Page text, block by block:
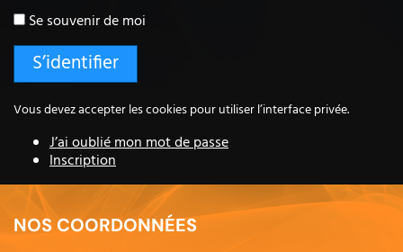
Se souvenir de moi
Vous devez accepter les cookies pour utiliser l’interface privée.
J’ai oublié mon mot de passe
Inscription
NOS COORDONNÉES